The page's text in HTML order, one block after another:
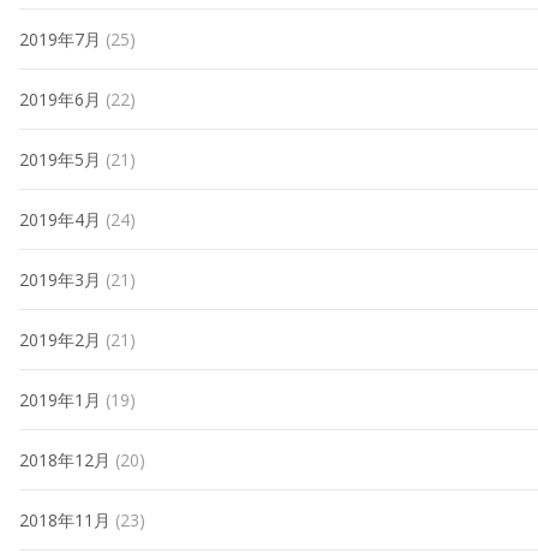
2019年7月 (25)
2019年6月 (22)
2019年5月 (21)
2019年4月 (24)
2019年3月 (21)
2019年2月 (21)
2019年1月 (19)
2018年12月 (20)
2018年11月 (23)